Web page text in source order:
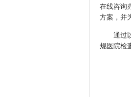
在线咨询
方案，并
通过以
规医院检